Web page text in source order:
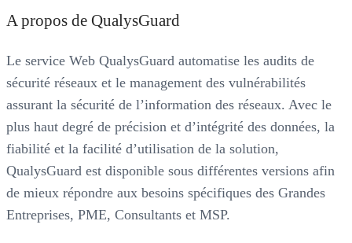
A propos de QualysGuard
Le service Web QualysGuard automatise les audits de
sécurité réseaux et le management des vulnérabilités
assurant la sécurité de l’information des réseaux. Avec le
plus haut degré de précision et d’intégrité des données, la
fiabilité et la facilité d’utilisation de la solution,
QualysGuard est disponible sous différentes versions afin
de mieux répondre aux besoins spécifiques des Grandes
Entreprises, PME, Consultants et MSP.